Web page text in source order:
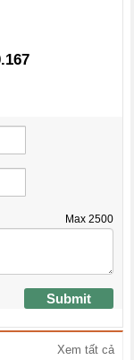
Max 2500
Submit
Xem tất cả